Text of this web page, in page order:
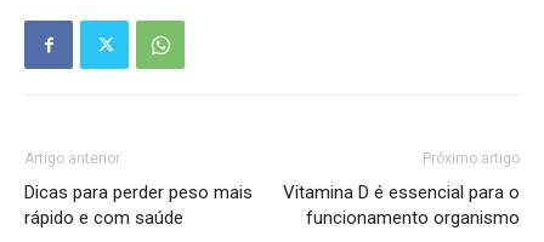
Artigo anterior
Dicas para perder peso mais
rápido e com saúde
Próximo artigo
Vitamina D é essencial para o
funcionamento organismo